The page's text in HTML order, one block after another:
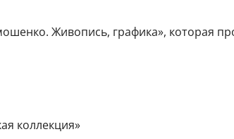
Живопись, графика», которая
коллекция»